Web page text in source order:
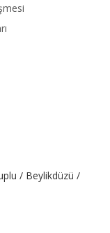
/ Beylikdüzü /